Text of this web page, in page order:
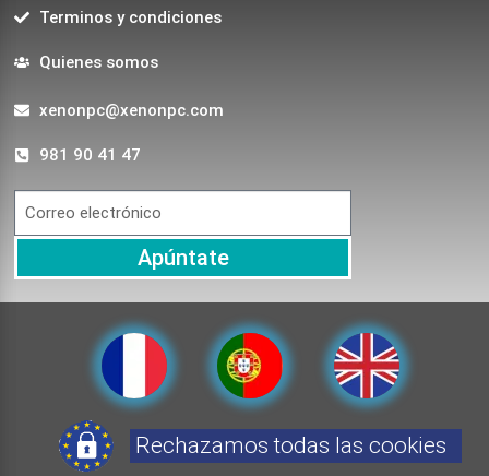
Terminos y condiciones
Quienes somos
xenonpc@xenonpc.com
981 90 41 47
Apúntate
Rechazamos todas las cookies